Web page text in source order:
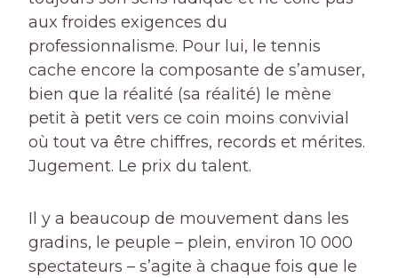
aux froides exigences du
professionnalisme. Pour lui, le tennis
cache encore la composante de s’amuser,
bien que la réalité (sa réalité) le mène
petit à petit vers ce coin moins convivial
où tout va être chiffres, records et mérites.
Jugement. Le prix du talent.
Il y a beaucoup de mouvement dans les
gradins, le peuple – plein, environ 10 000
spectateurs – s’agite à chaque fois que le